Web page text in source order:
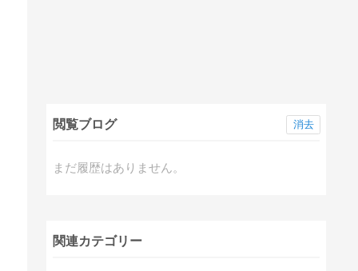
閲覧ブログ
まだ履歴はありません。
消去
関連カテゴリー